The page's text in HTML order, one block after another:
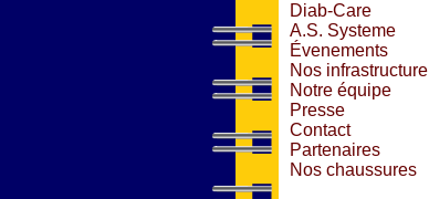
Diab-Care
A.S. Systeme
Évenements
Nos infrastructure
Notre équipe
Presse
Contact
Partenaires
Nos chaussures